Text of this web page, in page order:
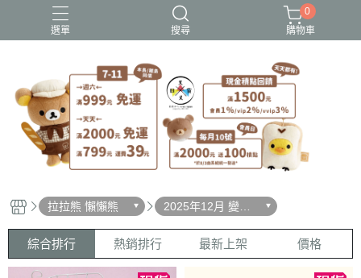
選單 搜尋
史努比歐拉夫 吉伊卡哇 憂傷馬戲團
拉拉熊
迪士尼-玩具總動員
0
購物車
拉拉熊 懶懶熊
2025年12月 變裝
馬年/變裝招財貓/愛
漂亮/燙布貼風格
綜合排行 熱銷排行 最新上架 價格